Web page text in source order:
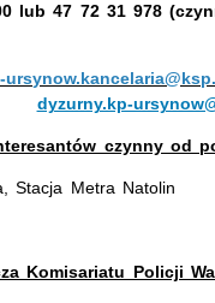
lub 47 72 31 978
dyzurny.kp-
czynny od
Stacja Metra Natolin
Komisariatu Policji